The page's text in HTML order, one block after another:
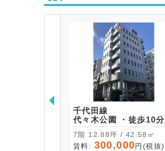
千代田線
代々木公園 ・徒歩10分
7階 12.88坪 / 42.58㎡
賃料: 300,000円(税抜)